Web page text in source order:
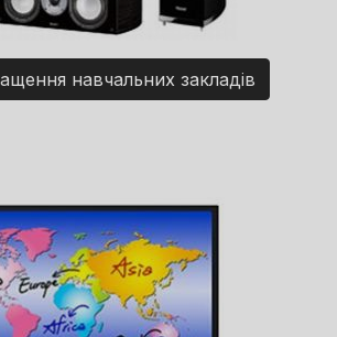
навчальних закладів